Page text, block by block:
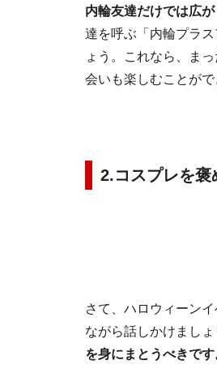
内輪友達だけでは広が
達を呼ぶ「内輪プラ
ょう。これなら、ま
会いも楽しむことが
2.コスプレを褒
さて、ハロウィーン
ながら話しかけましょ
を身にまとうべきです